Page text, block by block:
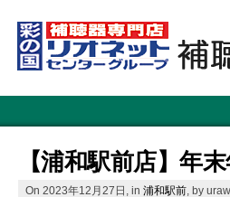
【浦和駅前店】年
On 2023年12月27日, in 浦和駅前 , by